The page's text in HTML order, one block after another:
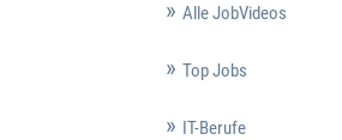
Alle JobVideos
Top Jobs
IT-Berufe